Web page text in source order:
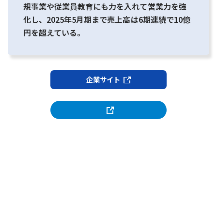
規事業や従業員教育にも力を入れて営業力を強
化し、2025年5月期まで売上高は6期連続で10億
円を超えている。
企業サイト